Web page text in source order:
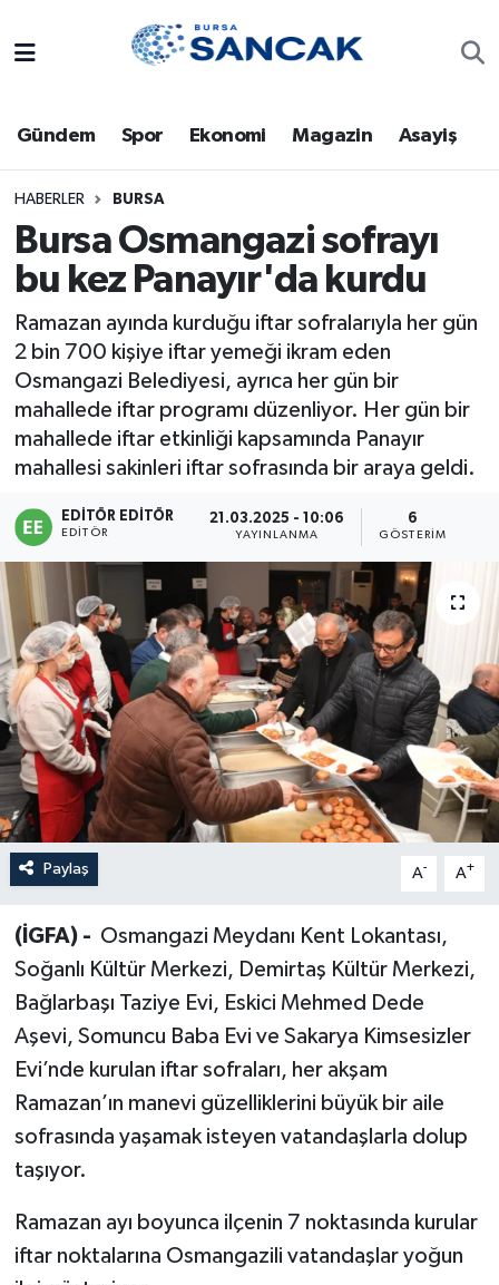
Gündem Spor Ekonomi Magazin Asayiş
HABERLER BURSA
Bursa Osmangazi sofrayı
bu kez Panayır'da kurdu
Ramazan ayında kurduğu iftar sofralarıyla her gün
2 bin 700 kişiye iftar yemeği ikram eden
Osmangazi Belediyesi, ayrıca her gün bir
mahallede iftar programı düzenliyor. Her gün bir
mahallede iftar etkinliği kapsamında Panayır
mahallesi sakinleri iftar sofrasında bir araya geldi.
EDITÖR EDITÖR
EDITÖR
21.03.2025 - 10:06
YAYINLANMA
6
GÖSTERIM
Paylaş A- A+
(İGFA) - Osmangazi Meydanı Kent Lokantası,
Soğanlı Kültür Merkezi, Demirtaş Kültür Merkezi,
Bağlarbaşı Taziye Evi, Eskici Mehmed Dede
Aşevi, Somuncu Baba Evi ve Sakarya Kimsesizler
Evi’nde kurulan iftar sofraları, her akşam
Ramazan’ın manevi güzelliklerini büyük bir aile
sofrasında yaşamak isteyen vatandaşlarla dolup
taşıyor.
Ramazan ayı boyunca ilçenin 7 noktasında kurular
iftar noktalarına Osmangazili vatandaşlar yoğun
Bursa
Dünya
Eğitim
Sağlık
Siyaset
Spor
Türkiye
Trafik Durumu
Süper Lig Puan Durumu ve Fikstür
Tüm Manşetler
Son Dakika Haberleri
Haber Arşivi